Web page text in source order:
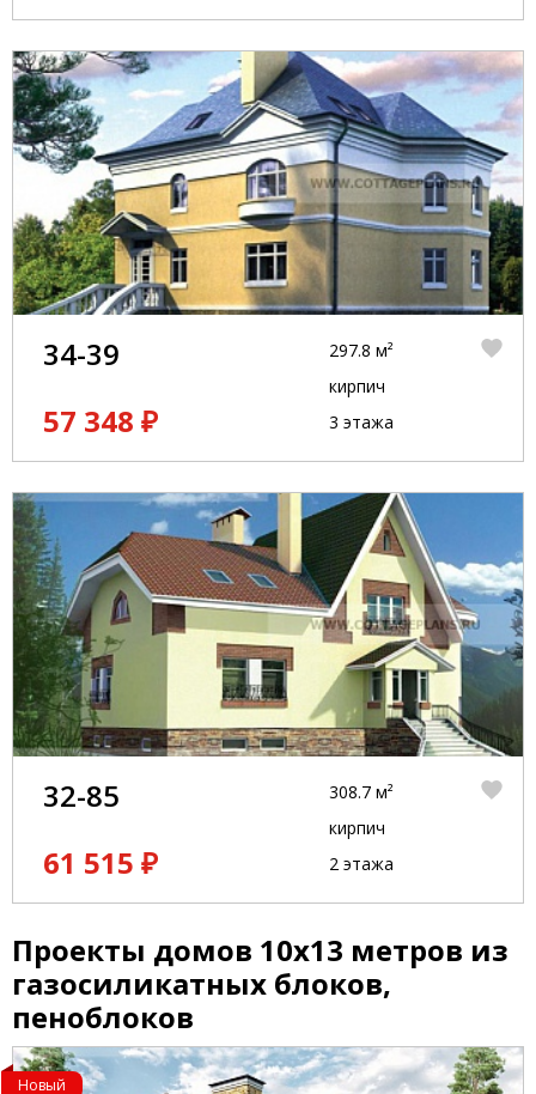
34-39
57 348 ₽
297.8 м²
кирпич
3 этажа
32-85
61 515 ₽
308.7 м²
кирпич
2 этажа
Проекты домов 10x13 метров из
газосиликатных блоков,
пеноблоков
Новый